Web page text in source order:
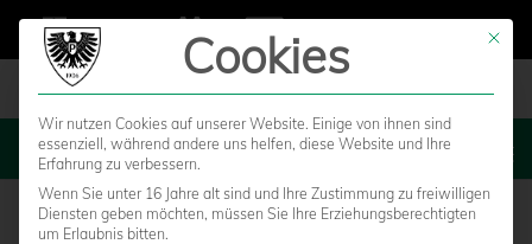
MENU
Mit
Cookies
Wir nutzen Cookies auf unserer Website. Einige von ihnen sind
essenziell, während andere uns helfen, diese Website und Ihre
Erfahrung zu verbessern.
Wenn Sie unter 16 Jahre alt sind und Ihre Zustimmung zu freiwilligen
Diensten geben möchten, müssen Sie Ihre Erziehungsberechtigten
um Erlaubnis bitten.